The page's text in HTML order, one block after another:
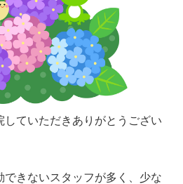
していただきありがとうござい
きないスタッフが多く、少な